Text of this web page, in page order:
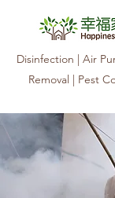
Disinfection | Air
Removal | Pest